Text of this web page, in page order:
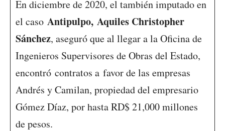
En diciembre de 2020, el también imputado en
el caso Antipulpo, Aquiles Christopher
Sánchez, aseguró que al llegar a la Oficina de
Ingenieros Supervisores de Obras del Estado,
encontró contratos a favor de las empresas
Andrés y Camilan, propiedad del empresario
Gómez Díaz, por hasta RD$ 21,000 millones
de pesos.